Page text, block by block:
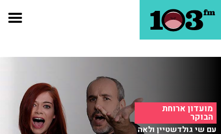
מועדון ארוחת
הבוקר
עם שי גולדשטיין ולאה